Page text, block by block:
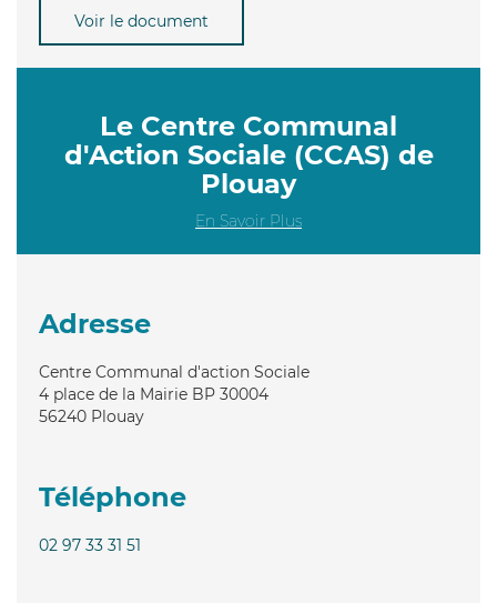
Voir le document
Le Centre Communal
d'Action Sociale (CCAS) de
Plouay
En Savoir Plus
Adresse
Centre Communal d'action Sociale
4 place de la Mairie BP 30004
56240 Plouay
Téléphone
02 97 33 31 51